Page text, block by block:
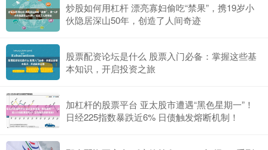
炒股如何用杠杆 漂亮寡妇偷吃“禁果”，携19岁小
伙隐居深山50年，创造了人间奇迹
股票配资论坛是什么 股票入门必备：掌握这些基
本知识，开启投资之旅
加杠杆的股票平台 亚太股市遭遇“黑色星期一”！
日经225指数暴跌近6% 日债触发熔断机制！